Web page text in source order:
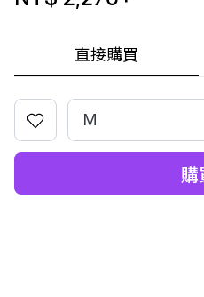
直接購買
M
購